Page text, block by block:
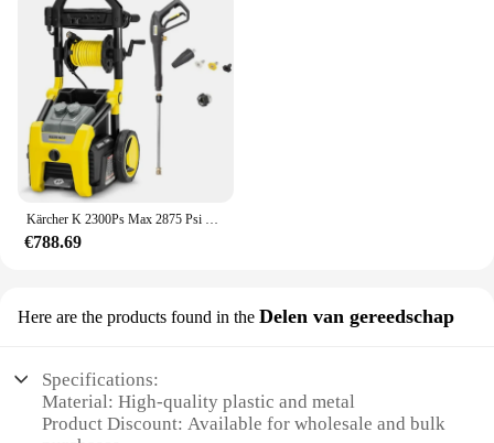
Kärcher K 2300Ps Max 2875 Psi Elektrische Hogedrukreiniger Met 4 Spuitmonden-Ideaal Voor Het Reinigen Van Auto 'S, Gevelbeplating, Opritten En Meer
€788.69
Here are the products found in the Delen van gereedschap
Specifications:
Material: High-quality plastic and metal
Product Discount: Available for wholesale and bulk